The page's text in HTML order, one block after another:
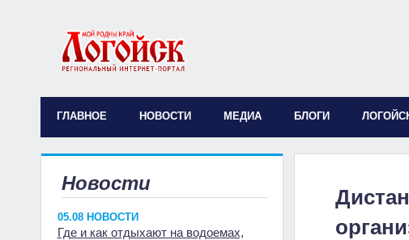
ГЛАВНОЕ НОВОСТИ МЕДИА БЛОГИ
Новости
05.08 НОВОСТИ
Где и как отдыхают на водоемах,